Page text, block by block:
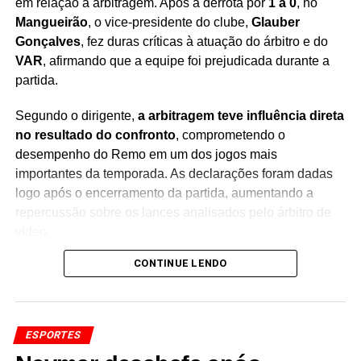
em relação à arbitragem. Após a derrota por 1 a 0, no
Mangueirão, o vice-presidente do clube, Glauber
Gonçalves, fez duras críticas à atuação do árbitro e do
VAR, afirmando que a equipe foi prejudicada durante a
partida.
Segundo o dirigente, a arbitragem teve influência direta
no resultado do confronto, comprometendo o
desempenho do Remo em um dos jogos mais
importantes da temporada. As declarações foram dadas
logo após o encerramento da partida, aumentando a
repercussão sobre os lances analisados pelo árbitro de
Durante o pronunciamento,Glauber Gonçalves afirmou
arbitragem, relacionando o episódio a discussões
recentes envolvendo outras equipes do futebol brasileiro.
Na avaliação do dirigente, situações semelhantes têm
CONTINUE LENDO
ESPORTES